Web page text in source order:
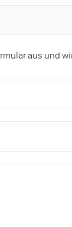
aus und